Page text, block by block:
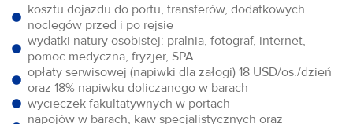
kosztu dojazdu do portu, transferów, dodatkowych
noclegów przed i po rejsie
wydatki natury osobistej: pralnia, fotograf, internet,
pomoc medyczna, fryzjer, SPA
opłaty serwisowej (napiwki dla załogi) 18 USD/os./dzień
oraz 18% napiwku doliczanego w barach
wycieczek fakultatywnych w portach
napojów w barach, kaw specjalistycznych oraz